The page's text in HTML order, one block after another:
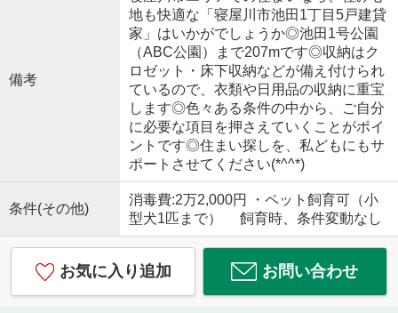
備考
地も快適な「寝屋川市池田1丁目5戸建貸
家」はいかがでしょうか◎池田1号公園
（ABC公園）まで207mです◎収納はク
ロゼット・床下収納などが備え付けられ
ているので、衣類や日用品の収納に重宝
します◎色々ある条件の中から、ご自分
に必要な項目を押さえていくことがポイ
ントです◎住まい探しを、私どもにもサ
ポートさせてください(*^^*)
条件(その他)
消毒費:2万2,000円 ・ペット飼育可（小
型犬1匹まで） 飼育時、条件変動なし
お気に入り追加 お問い合わせ